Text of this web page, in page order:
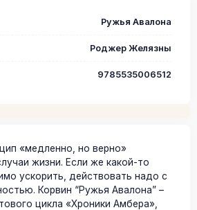
Ружья Авалона
Роджер Желязны
9785535006512
«медленно, но верно»
жизни. Если же какой-то
ускорить, действовать надо с
Корвин “Ружья Авалона” –
цикла «Хроники Амбера»,